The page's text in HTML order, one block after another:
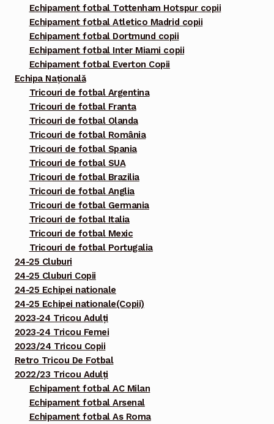
Echipament fotbal Tottenham Hotspur copii
Echipament fotbal Atletico Madrid copii
Echipament fotbal Dortmund copii
Echipament fotbal Inter Miami copii
Echipament fotbal Everton Copii
Echipa Națională
Tricouri de fotbal Argentina
Tricouri de fotbal Franta
Tricouri de fotbal Olanda
Tricouri de fotbal România
Tricouri de fotbal Spania
Tricouri de fotbal SUA
Tricouri de fotbal Brazilia
Tricouri de fotbal Anglia
Tricouri de fotbal Germania
Tricouri de fotbal Italia
Tricouri de fotbal Mexic
Tricouri de fotbal Portugalia
24-25 Cluburi
24-25 Cluburi Copii
24-25 Echipei nationale
24-25 Echipei nationale(Copii)
2023-24 Tricou Adulți
2023-24 Tricou Femei
2023/24 Tricou Copii
Retro Tricou De Fotbal
2022/23 Tricou Adulți
Echipament fotbal AC Milan
Echipament fotbal Arsenal
Echipament fotbal As Roma